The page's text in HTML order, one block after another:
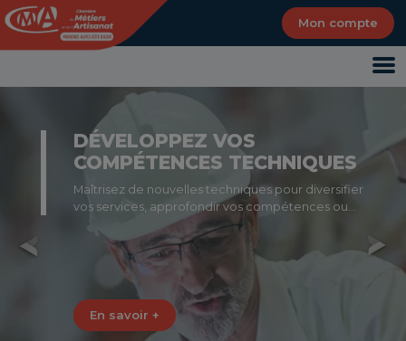
Mon compte
DÉVELOPPEZ VOS
COMPÉTENCES TECHNIQUES
Maîtrisez de nouvelles techniques pour diversifier
vos services, approfondir vos compétences ou
répondre à des obligations légales.
En savoir +
Previous
Panneau de gestion des cookies